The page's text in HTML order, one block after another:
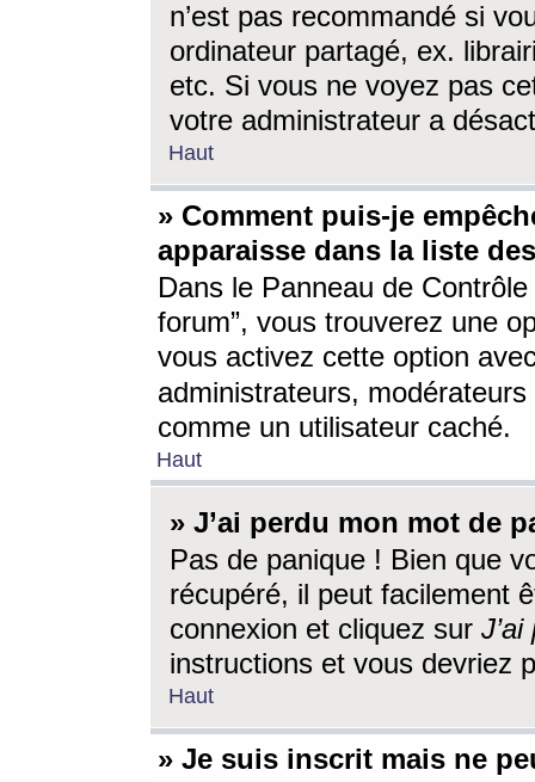
n’est pas recommandé si
ordinateur partagé, ex.
etc. Si vous ne voyez pas
votre administrateur a
Haut
» Comment puis-je
apparaisse dans la liste
Dans le Panneau de
forum”, vous trouverez une
vous activez cette option
administrateurs,
comme un utilisateur caché.
Haut
» J’ai perdu mon mot de
Pas de panique ! Bien que
récupéré, il peut facilement
connexion et cliquez sur
instructions et vous devriez
Haut
» Je suis inscrit mais ne